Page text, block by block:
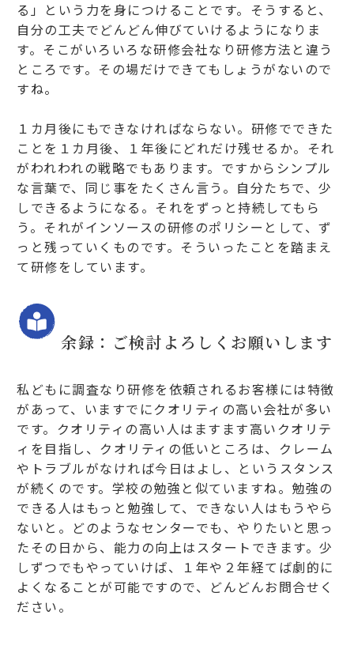
る」という力を身につけることです。そうすると、
自分の工夫でどんどん伸びていけるようになりま
す。そこがいろいろな研修会社なり研修方法と違う
ところです。その場だけできてもしょうがないので
すね。
１カ月後にもできなければならない。研修でできた
ことを１カ月後、１年後にどれだけ残せるか。それ
がわれわれの戦略でもあります。ですからシンプル
な言葉で、同じ事をたくさん言う。自分たちで、少
しできるようになる。それをずっと持続してもら
う。それがインソースの研修のポリシーとして、ず
っと残っていくものです。そういったことを踏まえ
て研修をしています。
余録：ご検討よろしくお願いします
私どもに調査なり研修を依頼されるお客様には特徴
があって、いますでにクオリティの高い会社が多い
です。クオリティの高い人はますます高いクオリテ
ィを目指し、クオリティの低いところは、クレーム
やトラブルがなければ今日はよし、というスタンス
が続くのです。学校の勉強と似ていますね。勉強の
できる人はもっと勉強して、できない人はもうやら
ないと。どのようなセンターでも、やりたいと思っ
たその日から、能力の向上はスタートできます。少
しずつでもやっていけば、１年や２年経てば劇的に
よくなることが可能ですので、どんどんお問合せく
ださい。